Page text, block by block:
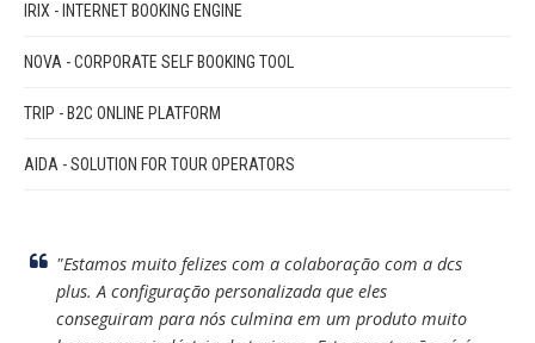
IRIX - INTERNET BOOKING ENGINE
NOVA - CORPORATE SELF BOOKING TOOL
TRIP - B2C ONLINE PLATFORM
AIDA - SOLUTION FOR TOUR OPERATORS
"Estamos muito felizes com a colaboração com a dcs
plus. A configuração personalizada que eles
conseguiram para nós culmina em um produto muito